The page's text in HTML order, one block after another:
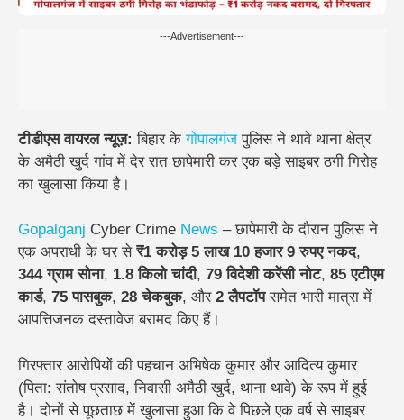
---Advertisement---
टीडीएस वायरल न्यूज़: बिहार केगोपालगंजपुलिस ने थावे थाना क्षेत्र
के अमैठी खुर्द गांवमेंदेर रात छापेमारी कर एक बड़े साइबर ठगी गिरोह
का खुलासा किया है।
Gopalganj Cyber Crime News – छापेमारी के दौरान पुलिस ने
एक अपराधी के घर से ₹1 करोड़ 5 लाख 10 हजार 9 रुपए नकद,
344 ग्राम सोना, 1.8 किलो चांदी, 79 विदेशी करेंसी नोट, 85 एटीएम
कार्ड, 75 पासबुक, 28 चेकबुक, और 2 लैपटॉपसमेत भारी मात्रा में
आपत्तिजनक दस्तावेज बरामद किए हैं।
गिरफ्तार आरोपियों की पहचान अभिषेक कुमार और आदित्य कुमार
(पिता: संतोष प्रसाद, निवासी अमैठी खुर्द, थाना थावे) के रूप में हुई
है। दोनों से पूछताछ में खुलासा हुआ कि वे पिछले एक वर्ष से साइबर